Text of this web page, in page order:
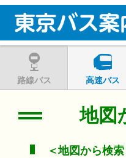
路線バス 高速バス
地図
＜地図から検